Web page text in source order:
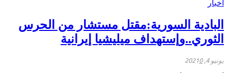
أخبار
البادية السورية:مقتل مستشار من الحرس
الثوري..وإستهداف ميليشيا إيرانية
يونيو 4, 2021 0